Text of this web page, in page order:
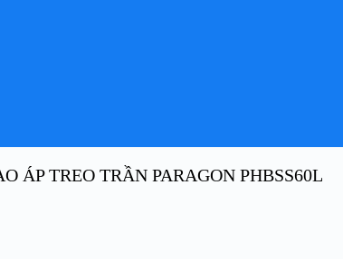
ÁP TREO TRẦN PARAGON PHBSS60L